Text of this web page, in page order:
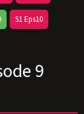
S1 Eps10
9